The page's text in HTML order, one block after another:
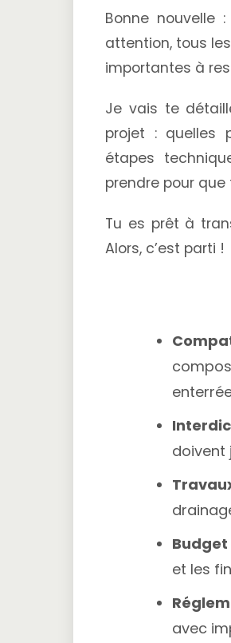
Bonne nouvelle
attention, tous
importantes à
Je vais te
projet : quelles
étapes
prendre pour
Tu es prêt à
Alors, c’est parti !
doivent
et les
avec